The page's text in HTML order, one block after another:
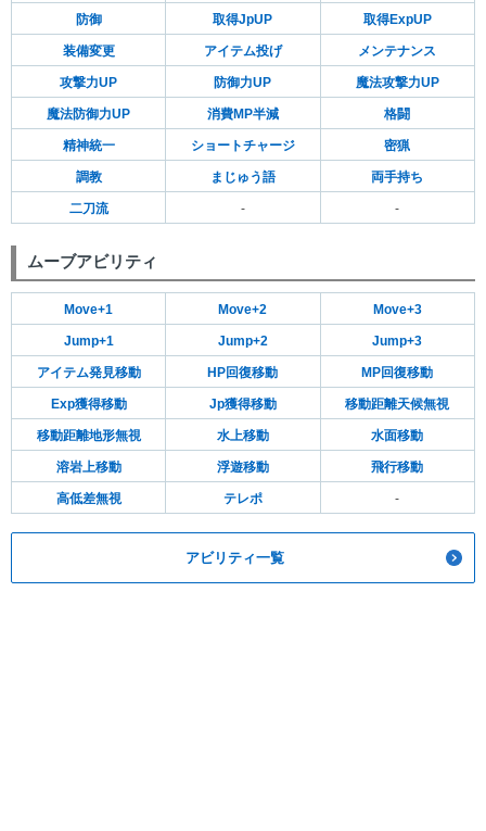
防御 取得JpUP 取得ExpUP
装備変更 アイテム投げ メンテナンス
攻撃力UP 防御力UP 魔法攻撃力UP
魔法防御力UP 消費MP半減 格闘
精神統一 ショートチャージ 密猟
調教 まじゅう語 両手持ち
二刀流 - -
ムーブアビリティ
Move+1 Move+2 Move+3
Jump+1 Jump+2 Jump+3
アイテム発見移動 HP回復移動 MP回復移動
Exp獲得移動 Jp獲得移動 移動距離天候無視
移動距離地形無視 水上移動 水面移動
溶岩上移動 浮遊移動 飛行移動
高低差無視 テレポ -
アビリティ一覧